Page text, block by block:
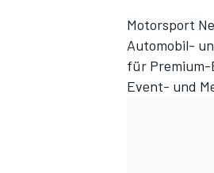
Motorsport
Automobil-
für Premium-
Event- und